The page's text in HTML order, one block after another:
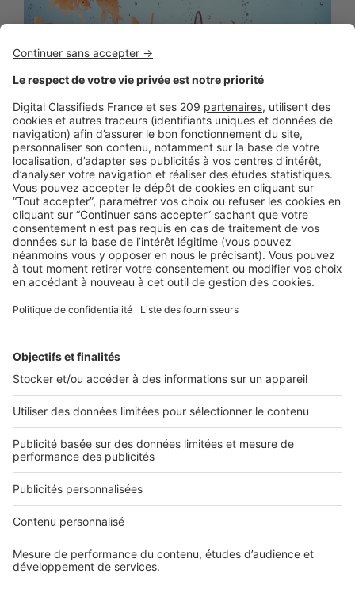
LE TEST
Comment démarcher vos clients sans
votre mobile ?
De nos jours le smartphone est devenu un outil dont nous
ne pouvons plus nous passer, tant ...
2 rue des Italiens 75009 Paris
01 53 38 80 00
Nos solutions pro